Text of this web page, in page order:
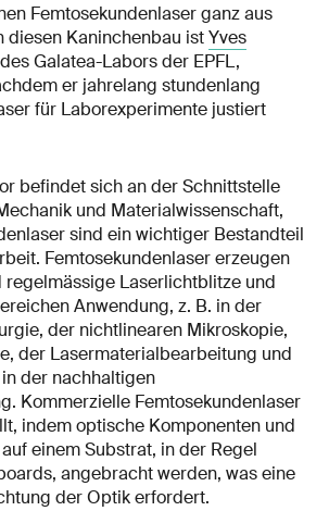
Femtosekundenlaser ganz aus
diesen Kaninchenbau istYves
Galatea-Labors der EPFL,
er jahrelang stundenlang
für Laborexperimente justiert
befindet sich an der Schnittstelle
und Materialwissenschaft,
sind ein wichtiger Bestandteil
Femtosekundenlaser erzeugen
regelmässige Laserlichtblitze und
Anwendung, z. B. in der
der nichtlinearen Mikroskopie,
der Lasermaterialbearbeitung und
der nachhaltigen
Kommerzielle Femtosekundenlaser
indem optische Komponenten und
einem Substrat, in der Regel
angebracht werden, was eine
der Optik erfordert.